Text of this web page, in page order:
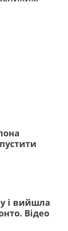
і вийшла
Відео